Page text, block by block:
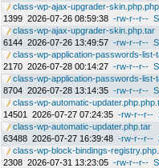
class-wp-ajax-upgrader-
1399 2026-07-26 08:59:38 -rw-r--r--
class-wp-ajax-upgrader-skin.php.tar
6144 2026-07-26 13:49:57 -rw-r--r--
class-wp-application-passwords-list-
2170 2026-07-28 00:14:27 -rw-r--r--
class-wp-application-passwords-list-
8704 2026-07-28 13:14:35 -rw-r--r--
class-wp-automatic-
14501
2026-07-27 07:24:35 -rw-r--r--
class-wp-automatic-updater.php.tar
63488 2026-07-27 16:39:48 -rw-r--r--
class-wp-block-bindings-
2308 2026-07-31 13:23:05 -rw-r--r--